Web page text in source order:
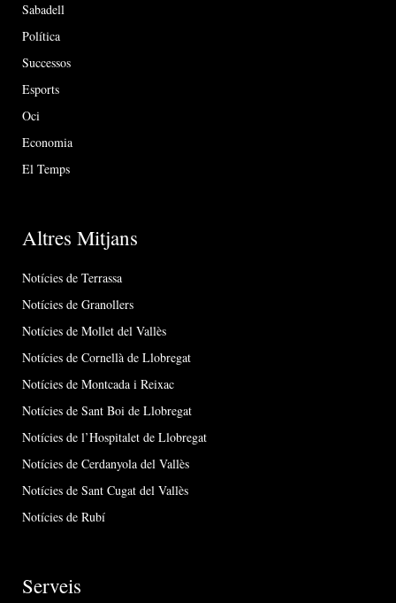
Sabadell
Política
Successos
Esports
Oci
Economia
El Temps
Altres Mitjans
Notícies de Terrassa
Notícies de Granollers
Notícies de Mollet del Vallès
Notícies de Cornellà de Llobregat
Notícies de Montcada i Reixac
Notícies de Sant Boi de Llobregat
Notícies de l’Hospitalet de Llobregat
Notícies de Cerdanyola del Vallès
Notícies de Sant Cugat del Vallès
Notícies de Rubí
Serveis